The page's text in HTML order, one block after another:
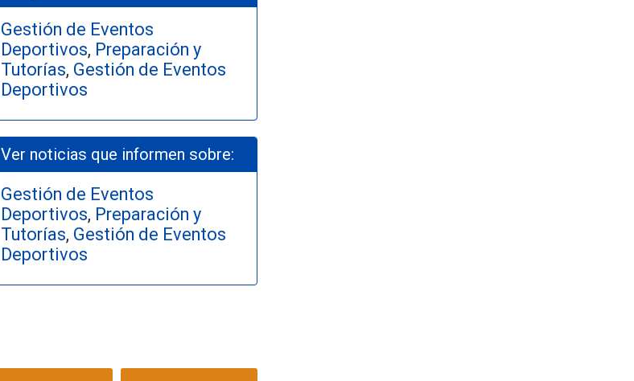
Gestión de Eventos
Deportivos, Preparación y
Tutorías, Gestión de Eventos
Deportivos
Ver noticias que informen sobre:
Gestión de Eventos
Deportivos, Preparación y
Tutorías, Gestión de Eventos
Deportivos